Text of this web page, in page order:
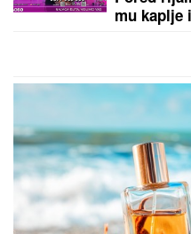
Heroj
navija,